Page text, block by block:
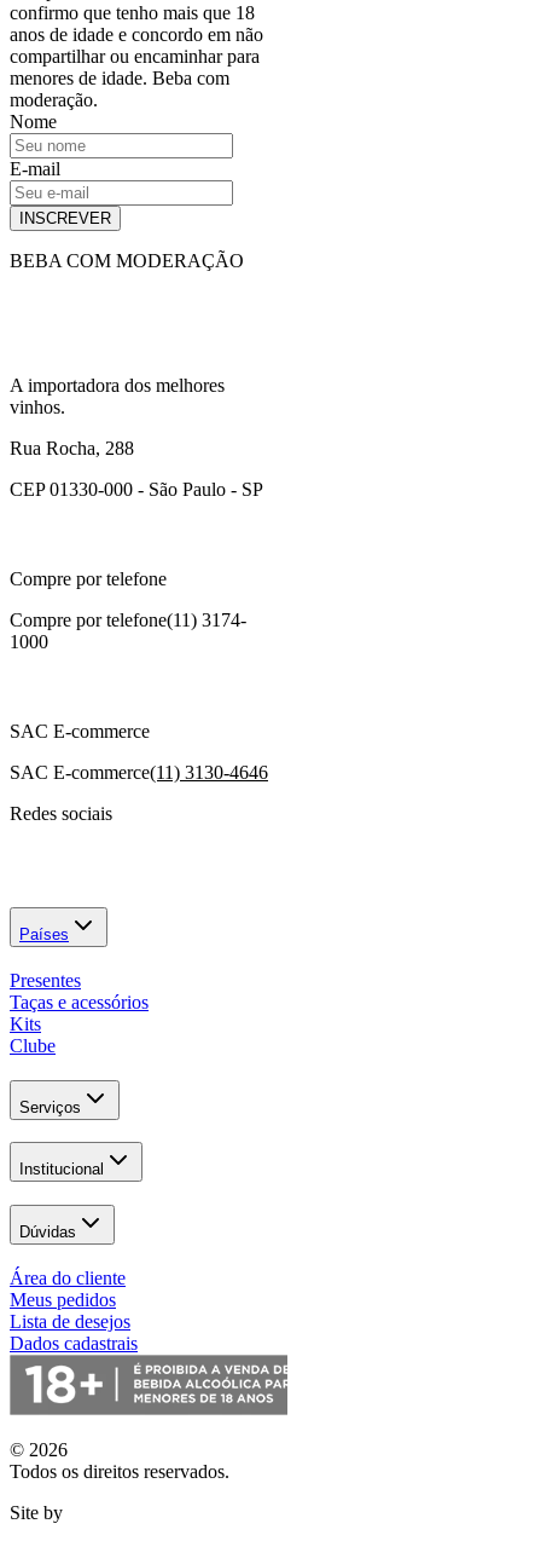
confirmo que tenho mais que 18
anos de idade e concordo em não
compartilhar ou encaminhar para
menores de idade. Beba com
moderação.
Nome
E-mail
INSCREVER
BEBA COM MODERAÇÃO
A importadora dos melhores
vinhos.
Rua Rocha, 288
CEP 01330-000 - São Paulo - SP
Compre por telefone
Compre por telefone(11) 3174-
1000
SAC E-commerce
SAC E-commerce(11) 3130-4646
Redes sociais
Países
Presentes
Taças e acessórios
Kits
Clube
Serviços
Institucional
Dúvidas
Área do cliente
Meus pedidos
Lista de desejos
Dados cadastrais
© 2026
Todos os direitos reservados.
Site by